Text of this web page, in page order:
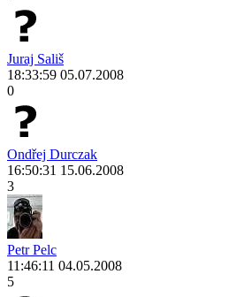
Juraj Sališ
18:33:59 05.07.2008
0
Ondřej Durczak
16:50:31 15.06.2008
3
Petr Pelc
11:46:11 04.05.2008
5